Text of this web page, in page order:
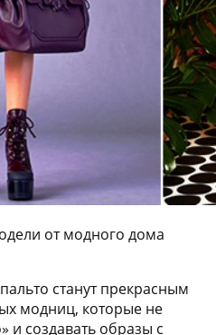
от модного дома
станут прекрасным
модниц, которые не
и создавать образы с